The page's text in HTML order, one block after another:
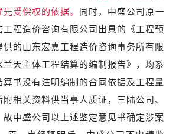
受偿权的依据。 同时，中盛公司原一
程造价咨询有限公司出具的《工程预
供的山东宏嘉工程造价咨询事务所有限
天主体工程结算的编制报告》，均系
书没有注明编制的合同依据及工程量
相关资料供当事人质证，三陆公司、
中盛公司以上述鉴定意见书确定涉案